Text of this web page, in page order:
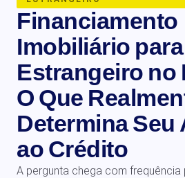
Financiamento
Imobiliário para
Estrangeiro
O Que
Determina Seu
ao Crédito
A pergunta chega com frequência